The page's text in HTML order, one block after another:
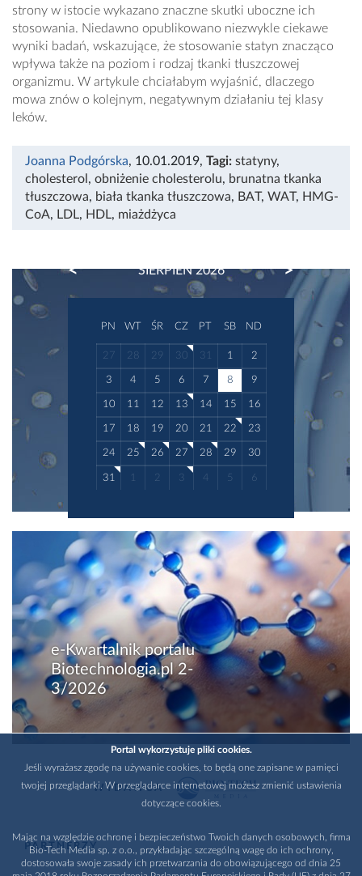
strony w istocie wykazano znaczne skutki uboczne ich
stosowania. Niedawno opublikowano niezwykle ciekawe
wyniki badań, wskazujące, że stosowanie statyn znacząco
wpływa także na poziom i rodzaj tkanki tłuszczowej
organizmu. W artykule chciałabym wyjaśnić, dlaczego
mowa znów o kolejnym, negatywnym działaniu tej klasy
leków.
Joanna Podgórska, 10.01.2019, Tagi: statyny,
cholesterol, obniżenie cholesterolu, brunatna tkanka
tłuszczowa, biała tkanka tłuszczowa, BAT, WAT, HMG-
CoA, LDL, HDL, miażdżyca
SIERPIEŃ 2026
PREVIOUS NEXT
PN WT ŚR CZ PT SB ND
27 28 29 30 31 1 2
3 4 5 6 7 8 9
10 11 12 13 14 15 16
17 18 19 20 21 22 23
24 25 26 27 28 29 30
31 1 2 3 4 5 6
e-Kwartalnik portalu
Biotechnologia.pl 2-
3/2026
WYDAWCA
PARTNERZY
Portal wykorzystuje pliki cookies.
Jeśli wyrażasz zgodę na używanie cookies, to będą one zapisane w pamięci
twojej przeglądarki. W przeglądarce internetowej możesz zmienić ustawienia
dotyczące cookies.
Mając na względzie ochronę i bezpieczeństwo Twoich danych osobowych, firma
Bio-Tech Media sp. z o.o., przykładając szczególną wagę do ich ochrony,
dostosowała swoje zasady ich przetwarzania do obowiązującego od dnia 25